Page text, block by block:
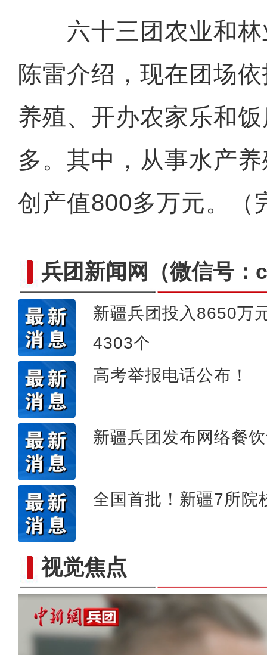
六十三团农业和林
陈雷介绍，现在团场
养殖、开办农家乐和
多。其中，从事水产
创产值800多万元。（
兵团新闻网 （微信号
新疆兵团投入8650万
4303个
高考举报电话公布！
新疆兵团发布网络餐
全国首批！新疆7所
视觉焦点
侨乡故事 | 哈班拜的
以“阅读+文旅+非遗+农技”